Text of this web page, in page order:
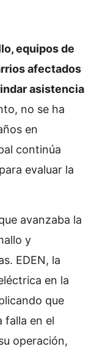
equipos de
afectados
asistencia
no se ha
en
continúa
evaluar la
avanzaba la
y
EDEN, la
en la
que
falla en el
operación,